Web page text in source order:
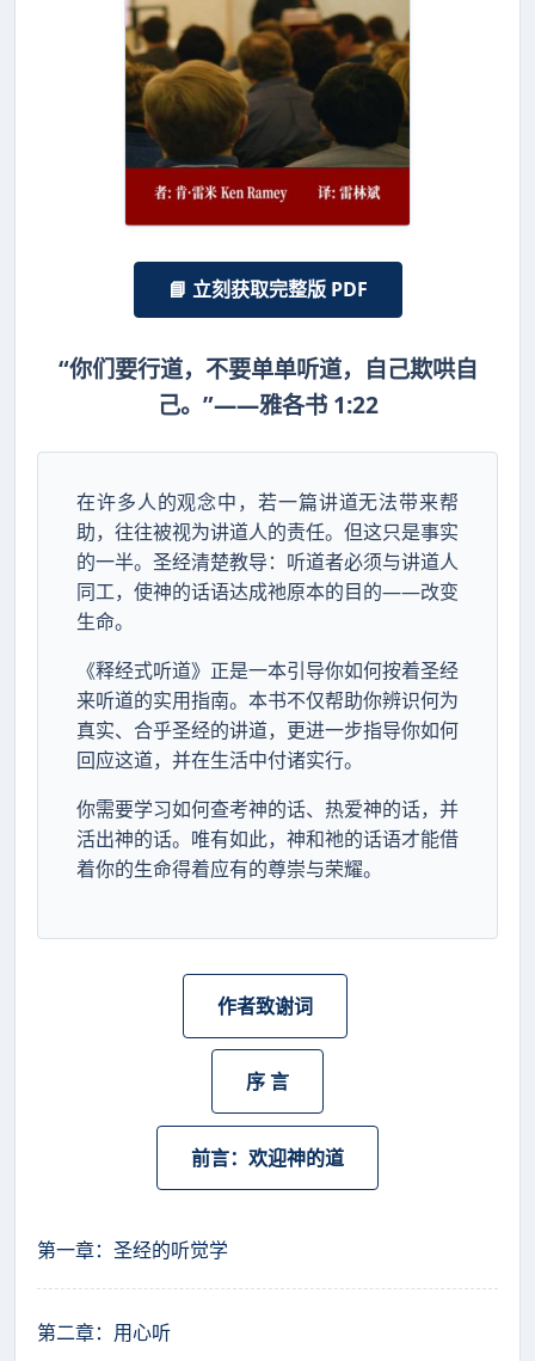
📘 立刻获取完整版 PDF
“你们要行道，不要单单听道，自己欺哄自
己。”——雅各书 1:22
在许多人的观念中，若一篇讲道无法带来帮
助，往往被视为讲道人的责任。但这只是事实
的一半。圣经清楚教导：听道者必须与讲道人
同工，使神的话语达成祂原本的目的——改变
生命。
《释经式听道》正是一本引导你如何按着圣经
来听道的实用指南。本书不仅帮助你辨识何为
真实、合乎圣经的讲道，更进一步指导你如何
回应这道，并在生活中付诸实行。
你需要学习如何查考神的话、热爱神的话，并
活出神的话。唯有如此，神和祂的话语才能借
着你的生命得着应有的尊崇与荣耀。
作者致谢词
序 言
前言：欢迎神的道
第一章：圣经的听觉学
第二章：用心听